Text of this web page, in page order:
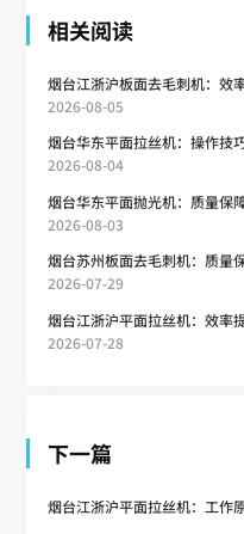
相关阅读
烟台江浙沪板面去毛刺机：效
2026-08-05
烟台华东平面拉丝机：操作技
2026-08-04
烟台华东平面抛光机：质量保
2026-08-03
烟台苏州板面去毛刺机：质量
2026-07-29
烟台江浙沪平面拉丝机：效率
2026-07-28
下一篇
烟台江浙沪平面拉丝机：工作